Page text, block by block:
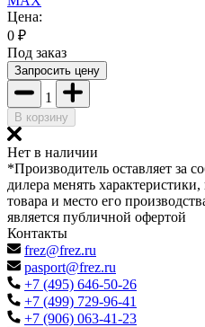
Цена:
0 ₽
Под заказ
Запросить цену
1
В корзину
Нет в наличии
*Производитель оставляет за
дилера менять
товара и место его
является публичной офертой
Контакты
frez@frez.ru
pasport@frez.ru
+7 (495) 646-50-26
+7 (499) 729-96-41
+7 (906) 063-41-23